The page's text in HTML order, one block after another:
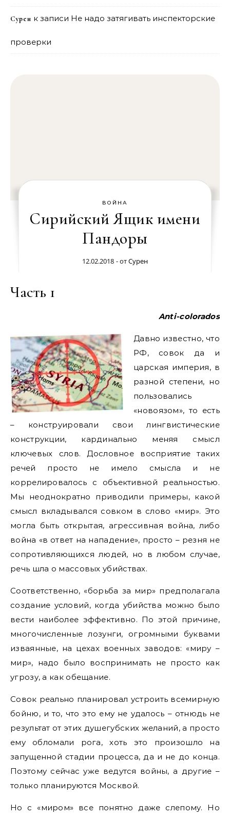
Сурен к записи Не надо затягивать инспекторские
проверки
ВОЙНА
Сирийский Ящик имени
Пандоры
12.02.2018 - отСурен
Часть 1
Anti-colorados
Давно известно, что
РФ, совок да и
царская империя, в
разной степени, но
пользовались
«новоязом», то есть
– конструировали свои лингвистические
конструкции, кардинально меняя смысл
ключевых слов. Дословное восприятие таких
речей просто не имело смысла и не
коррелировалось с объективной реальностью.
Мы неоднократно приводили примеры, какой
смысл вкладывался совком в слово «мир». Это
могла быть открытая, агрессивная война, либо
война «в ответ на нападение», просто – резня не
сопротивляющихся людей, но в любом случае,
речь шла о массовых убийствах.
Соответственно, «борьба за мир» предполагала
создание условий, когда убийства можно было
вести наиболее эффективно. По этой причине,
многочисленные лозунги, огромными буквами
изваянные, на цехах военных заводов: «миру –
мир», надо было воспринимать не просто как
угрозу, а как обещание.
Совок реально планировал устроить всемирную
бойню, и то, что это ему не удалось – отнюдь не
результат от этих душегубских желаний, а просто
ему обломали рога, хоть это произошло на
запущенной стадии процесса, да и не до конца.
Поэтому сейчас уже ведутся войны, а другие –
только планируются Москвой.
Но с «миром» все понятно даже слепому. Но